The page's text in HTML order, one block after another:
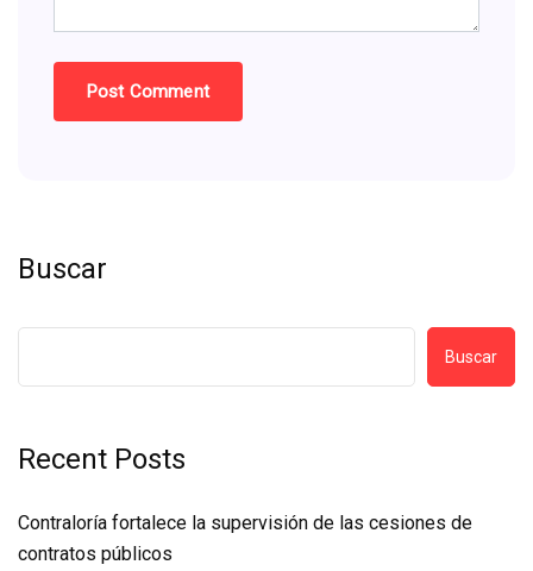
Buscar
Buscar
Recent Posts
Contraloría fortalece la supervisión de las cesiones de
contratos públicos